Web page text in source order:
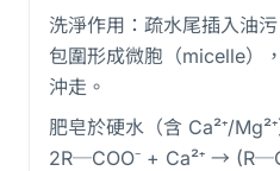
洗淨作用：疏水尾插入油
包圍形成微胞（micelle）
沖走。
肥皂於硬水（含 Ca²⁺/
2R─COO⁻ + Ca²⁺ →